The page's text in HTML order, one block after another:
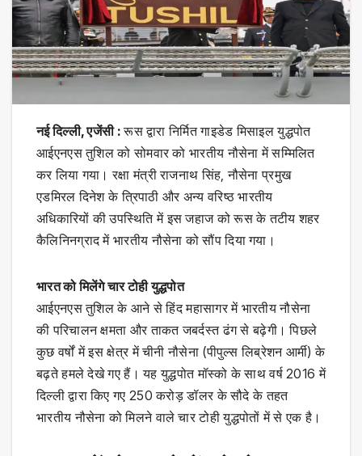
नई दिल्ली, एजेंसी :रूस द्वारा निर्मित गाइडेड मिसाइल युद्धपोत
आईएनएस तुशिल को सोमवार को भारतीय नौसेना में सम्मिलित
कर लिया गया। रक्षा मंत्री राजनाथ सिंह, नौसेना प्रमुख
एडमिरल दिनेश के त्रिपाठी और अन्य वरिष्ठ भारतीय
अधिकारियों की उपस्थिति में इस जहाज को रूस के तटीय शहर
कैलिनिनग्राद में भारतीय नौसेना को सौंप दिया गया।
भारत को मिलेंगे चार टोही युद्धपोत
आईएनएस तुशिल के आने से हिंद महासागर में भारतीय नौसेना
की परिचालन क्षमता और ताकत जबर्दस्त ढंग से बढ़ेगी। पिछले
कुछ वर्षों में इस क्षेत्र में चीनी नौसेना (पीपुल्स लिब्रेशन आर्मी) के
बढ़ते हमले देखे गए हैं। यह युद्धपोत मॉस्को के साथ वर्ष 2016 में
दिल्ली द्वारा किए गए 250 करोड़ डॉलर के सौदे के तहत
भारतीय नौसेना को मिलने वाले चार टोही युद्धपोतों में से एक है।